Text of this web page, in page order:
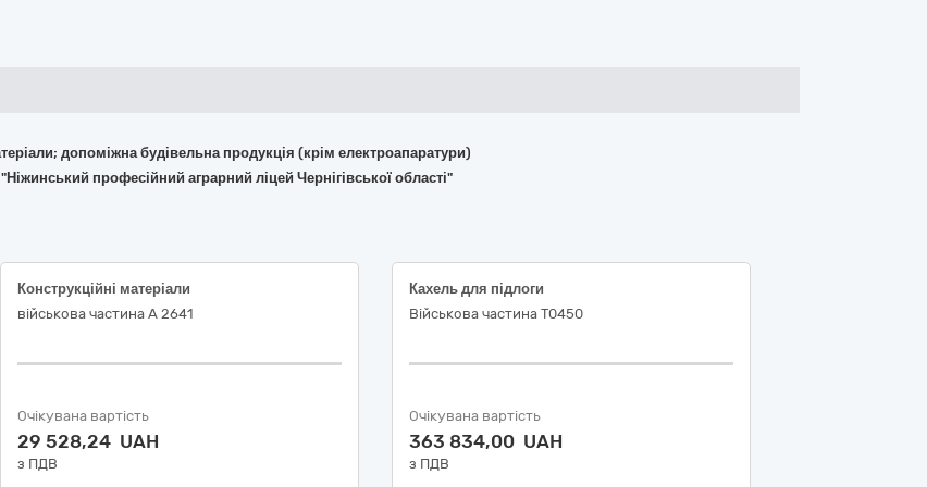
допоміжна будівельна продукція (крім електроапаратури)
професійний аграрний ліцей Чернігівської області"
Конструкційні матеріали
військова частина А 2641
Очікувана вартість
29 528,24 UAH
з ПДВ
Кахель для підлоги
Військова частина Т0450
Очікувана вартість
363 834,00 UAH
з ПДВ